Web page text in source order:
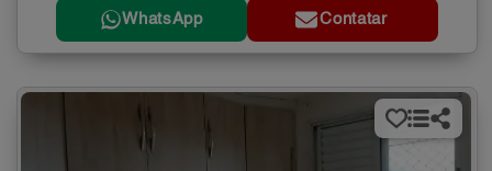
WhatsApp Contatar